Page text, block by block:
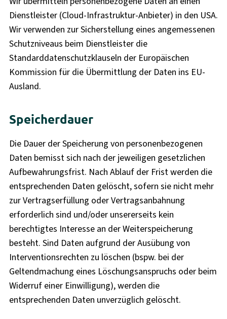
Dienstleister (Cloud-Infrastruktur-Anbieter) in den USA.
Wir verwenden zur Sicherstellung eines angemessenen
Schutzniveaus beim Dienstleister die
Standarddatenschutzklauseln der Europäischen
Kommission für die Übermittlung der Daten ins EU-
Ausland.
Speicherdauer
Die Dauer der Speicherung von personenbezogenen
Daten bemisst sich nach der jeweiligen gesetzlichen
Aufbewahrungsfrist. Nach Ablauf der Frist werden die
entsprechenden Daten gelöscht, sofern sie nicht mehr
zur Vertragserfüllung oder Vertragsanbahnung
erforderlich sind und/oder unsererseits kein
berechtigtes Interesse an der Weiterspeicherung
besteht. Sind Daten aufgrund der Ausübung von
Interventionsrechten zu löschen (bspw. bei der
Geltendmachung eines Löschungsanspruchs oder beim
Widerruf einer Einwilligung), werden die
entsprechenden Daten unverzüglich gelöscht.